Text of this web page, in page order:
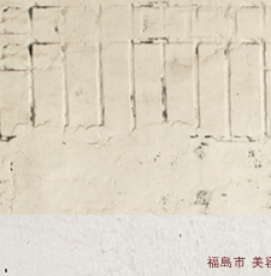
福島市 美